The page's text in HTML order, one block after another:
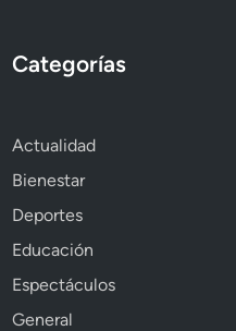
Categorías
Actualidad
Bienestar
Deportes
Educación
Espectáculos
General